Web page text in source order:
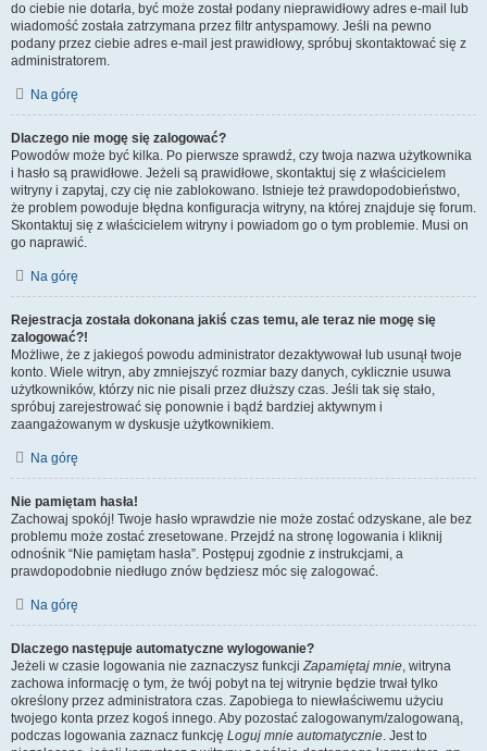
do ciebie nie dotarła, być może został podany nieprawidłowy adres e-mail lub
wiadomość została zatrzymana przez filtr antyspamowy. Jeśli na pewno
podany przez ciebie adres e-mail jest prawidłowy, spróbuj skontaktować się z
administratorem.
Na górę
Dlaczego nie mogę się zalogować?
Powodów może być kilka. Po pierwsze sprawdź, czy twoja nazwa użytkownika
i hasło są prawidłowe. Jeżeli są prawidłowe, skontaktuj się z właścicielem
witryny i zapytaj, czy cię nie zablokowano. Istnieje też prawdopodobieństwo,
że problem powoduje błędna konfiguracja witryny, na której znajduje się forum.
Skontaktuj się z właścicielem witryny i powiadom go o tym problemie. Musi on
go naprawić.
Na górę
Rejestracja została dokonana jakiś czas temu, ale teraz nie mogę się
zalogować?!
Możliwe, że z jakiegoś powodu administrator dezaktywował lub usunął twoje
konto. Wiele witryn, aby zmniejszyć rozmiar bazy danych, cyklicznie usuwa
użytkowników, którzy nic nie pisali przez dłuższy czas. Jeśli tak się stało,
spróbuj zarejestrować się ponownie i bądź bardziej aktywnym i
zaangażowanym w dyskusje użytkownikiem.
Na górę
Nie pamiętam hasła!
Zachowaj spokój! Twoje hasło wprawdzie nie może zostać odzyskane, ale bez
problemu może zostać zresetowane. Przejdź na stronę logowania i kliknij
odnośnik “Nie pamiętam hasła”. Postępuj zgodnie z instrukcjami, a
prawdopodobnie niedługo znów będziesz móc się zalogować.
Na górę
Dlaczego następuje automatyczne wylogowanie?
Jeżeli w czasie logowania nie zaznaczysz funkcjiZapamiętaj mnie, witryna
zachowa informację o tym, że twój pobyt na tej witrynie będzie trwał tylko
określony przez administratora czas. Zapobiega to niewłaściwemu użyciu
twojego konta przez kogoś innego. Aby pozostać zalogowanym/zalogowaną,
podczas logowania zaznacz funkcję Loguj mnie automatycznie. Jest to